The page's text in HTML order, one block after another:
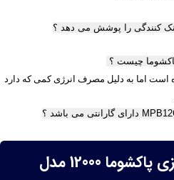
کنندگی را پوشش می دهد ؟
است اما به دلیل مصرف انرژی کمی که دارد
مطالب مرتبط با کولر گازی پاکشوما 12000 مدل